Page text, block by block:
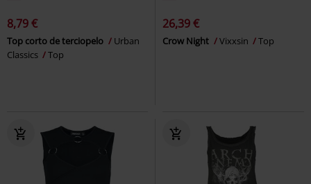
8,79 €
Top corto de terciopelo
Urban
Classics
Top
26,39 €
Crow Night Vixxsin Top